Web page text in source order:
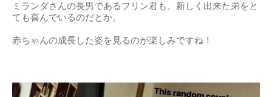
ミランダさんの長男であるフリン君も、新しく出来た弟をと
ても喜んでいるのだとか。
赤ちゃんの成長した姿を見るのが楽しみですね！